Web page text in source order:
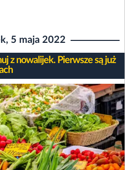
5 maja 2022
z nowalijek. Pierwsze są już